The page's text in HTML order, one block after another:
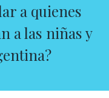
a quienes
a las niñas y